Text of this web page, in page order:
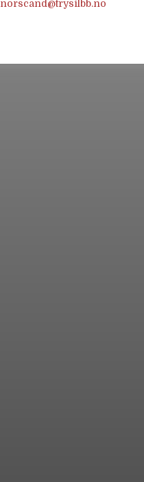
norscand@trysilbb.no